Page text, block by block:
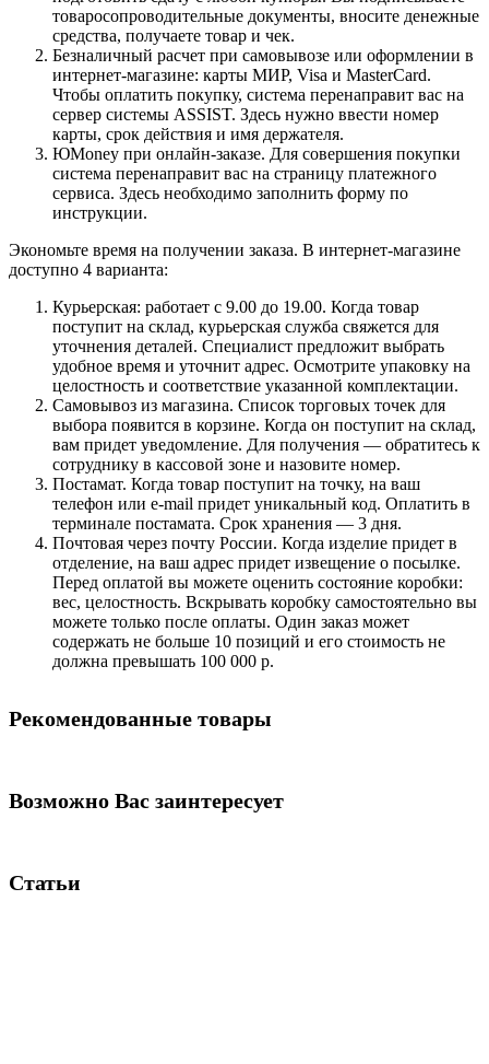
товаросопроводительные документы, вносите денежные
средства, получаете товар и чек.
Безналичный расчет при самовывозе или оформлении в
интернет-магазине: карты МИР, Visa и MasterCard.
Чтобы оплатить покупку, система перенаправит вас на
сервер системы ASSIST. Здесь нужно ввести номер
карты, срок действия и имя держателя.
ЮMoney при онлайн-заказе. Для совершения покупки
система перенаправит вас на страницу платежного
сервиса. Здесь необходимо заполнить форму по
инструкции.
Экономьте время на получении заказа. В интернет-магазине
доступно 4 варианта:
Курьерская: работает с 9.00 до 19.00. Когда товар
поступит на склад, курьерская служба свяжется для
уточнения деталей. Специалист предложит выбрать
удобное время и уточнит адрес. Осмотрите упаковку на
целостность и соответствие указанной комплектации.
Самовывоз из магазина. Список торговых точек для
выбора появится в корзине. Когда он поступит на склад,
вам придет уведомление. Для получения — обратитесь к
сотруднику в кассовой зоне и назовите номер.
Постамат. Когда товар поступит на точку, на ваш
телефон или e-mail придет уникальный код. Оплатить в
терминале постамата. Срок хранения — 3 дня.
Почтовая через почту России. Когда изделие придет в
отделение, на ваш адрес придет извещение о посылке.
Перед оплатой вы можете оценить состояние коробки:
вес, целостность. Вскрывать коробку самостоятельно вы
можете только после оплаты. Один заказ может
содержать не больше 10 позиций и его стоимость не
должна превышать 100 000 р.
Рекомендованные товары
Возможно Вас заинтересует
Статьи